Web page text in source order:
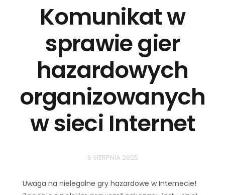
Komunikat w
sprawie gier
hazardowych
organizowanych
w sieci Internet
6 SIERPNIA 2025
Uwaga na nielegalne gry hazardowe w Internecie!